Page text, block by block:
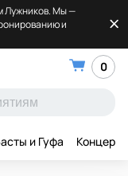
Лужников. Мы —
и
0
и Гуфа Концерт